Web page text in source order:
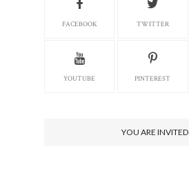
FACEBOOK TWITTER
YOUTUBE PINTEREST
YOU ARE INVITED